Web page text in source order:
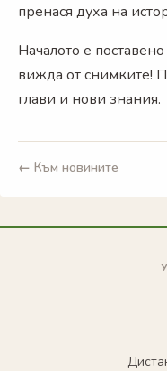
пренася духа на
Началото е
вижда от снимките!
глави и нови знания.
← Към новините